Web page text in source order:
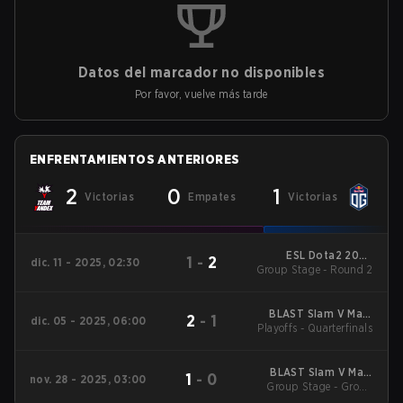
Datos del marcador no disponibles
Por favor, vuelve más tarde
ENFRENTAMIENTOS ANTERIORES
2 Victorias 0 Empates 1 Victorias
dic. 11 - 2025, 02:30 1 - 2
ESL Dota2 2025
DreamLeague Season
Group Stage - Round 2
dic. 05 - 2025, 06:00 2 - 1
BLAST Slam V Main
Event
Playoffs - Quarterfinals
nov. 28 - 2025, 03:00 1 - 0
BLAST Slam V Main
Event
Group Stage - Group